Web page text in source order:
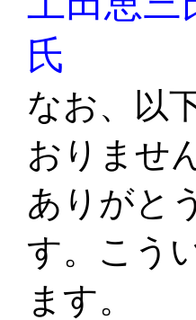
氏
なお、以
おりませ
ありがと
す。こう
ます。